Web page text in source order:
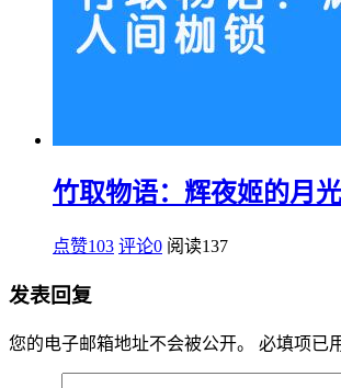
竹取物语：辉夜姬的月
点赞103 评论0 阅读137
发表回复
您的电子邮箱地址不会被公开。 必填项已